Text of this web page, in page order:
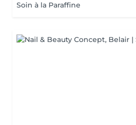
Soin à la Paraffine